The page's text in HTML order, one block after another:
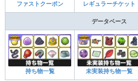
ファストクーポン レギュラーチケット
データベース
持ち物一覧 未実装持ち物一覧